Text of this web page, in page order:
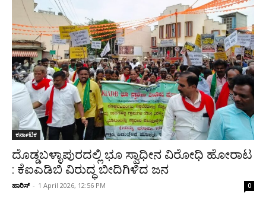
ಕರ್ನಾಟಕ
ದೊಡ್ಡಬಳ್ಳಾಪುರದಲ್ಲಿ ಭೂ ಸ್ವಾಧೀನ ವಿರೋಧಿ ಹೋರಾಟ
: ಕೆಐಎಡಿಬಿ ವಿರುದ್ಧ ಬೀದಿಗಿಳಿದ ಜನ
ಹಾರಿಸ್ - 1 April 2026, 12:56 PM 0